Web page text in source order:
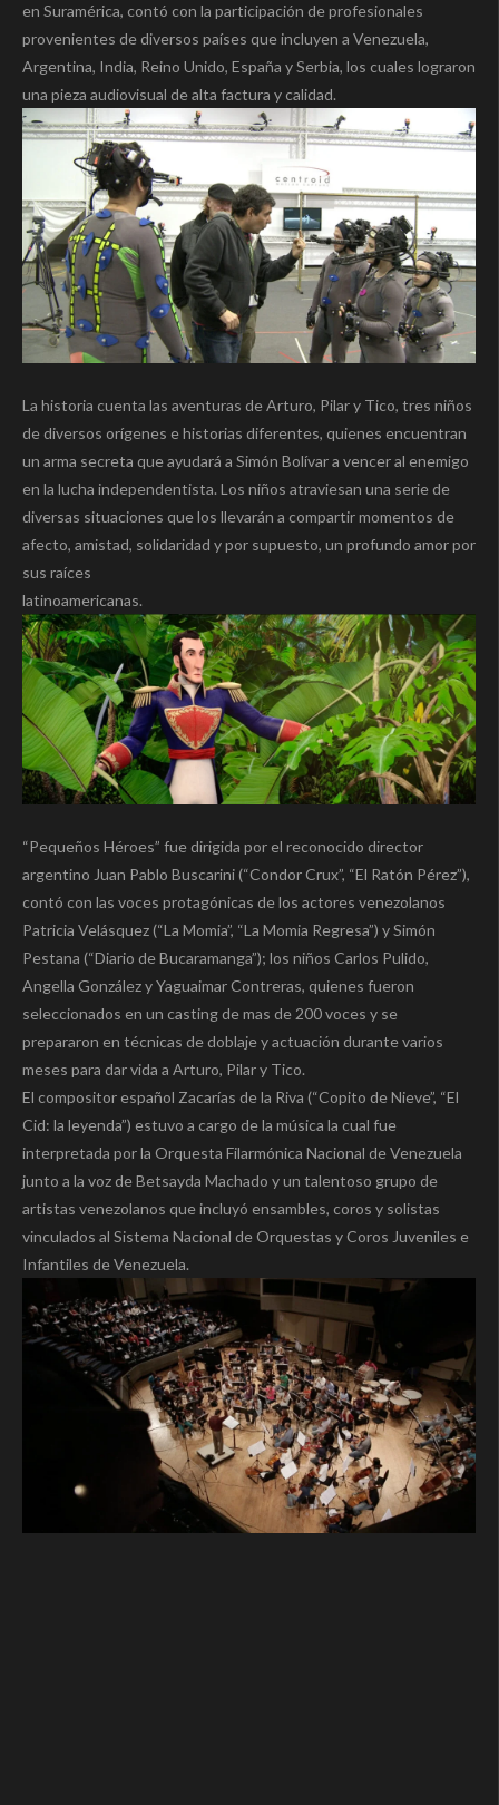
en Suramérica, contó con la participación de profesionales
provenientes de diversos países que incluyen a Venezuela,
Argentina, India, Reino Unido, España y Serbia, los cuales lograron
una pieza audiovisual de alta factura y calidad.
La historia cuenta las aventuras de Arturo, Pilar y Tico, tres niños
de diversos orígenes e historias diferentes, quienes encuentran
un arma secreta que ayudará a Simón Bolívar a vencer al enemigo
en la lucha independentista. Los niños atraviesan una serie de
diversas situaciones que los llevarán a compartir momentos de
afecto, amistad, solidaridad y por supuesto, un profundo amor por
sus raíces
latinoamericanas.
“Pequeños Héroes” fue dirigida por el reconocido director
argentino Juan Pablo Buscarini (“Condor Crux”, “El Ratón Pérez”),
contó con las voces protagónicas de los actores venezolanos
Patricia Velásquez (“La Momia”, “La Momia Regresa”) y Simón
Pestana (“Diario de Bucaramanga”); los niños Carlos Pulido,
Angella González y Yaguaimar Contreras, quienes fueron
seleccionados en un casting de mas de 200 voces y se
prepararon en técnicas de doblaje y actuación durante varios
meses para dar vida a Arturo, Pilar y Tico.
El compositor español Zacarías de la Riva (“Copito de Nieve”, “El
Cid: la leyenda”) estuvo a cargo de la música la cual fue
interpretada por la Orquesta Filarmónica Nacional de Venezuela
junto a la voz de Betsayda Machado y un talentoso grupo de
artistas venezolanos que incluyó ensambles, coros y solistas
vinculados al Sistema Nacional de Orquestas y Coros Juveniles e
Infantiles de Venezuela.